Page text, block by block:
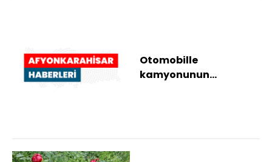
Otomobille
kamyonunun